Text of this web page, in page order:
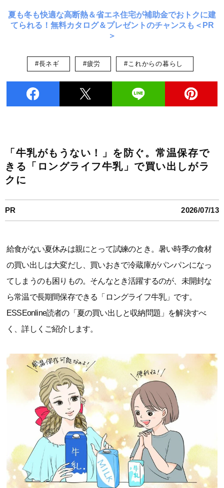
夏も冬も快適な高断熱＆省エネ住宅が補助金でおトクに建
てられる！無料カタログ＆プレゼントのチャンスも＜PR
＞
#長ネギ #疲労 #これからの暮らし
「牛乳がもうない！」を防ぐ。常温保存で
きる「ロングライフ牛乳」で買い出しがラ
クに
PR 2026/07/13
給食がない夏休みは親にとって試練のとき。暑い時季の食材
の買い出しは大変だし、買いおきで冷蔵庫がパンパンになっ
てしまうのも困りもの。そんなとき活躍するのが、未開封な
ら常温で長期間保存できる「ロングライフ牛乳」です。
ESSEonline読者の「夏の買い出しと収納問題」を解決すべ
く、詳しくご紹介します。